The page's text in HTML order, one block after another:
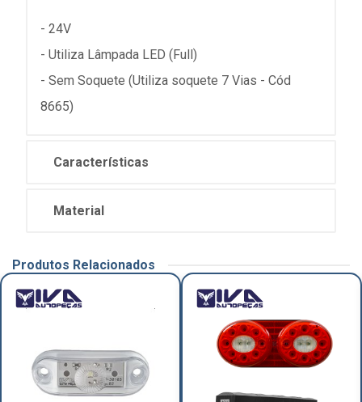
- 24V
- Utiliza Lâmpada LED (Full)
- Sem Soquete (Utiliza soquete 7 Vias - Cód
8665)
Características
Material
Produtos Relacionados